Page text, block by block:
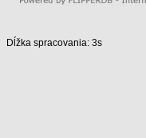
Dĺžka spracovania: 3s